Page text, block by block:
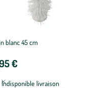
blanc 45 cm
€
Indisponible livraison